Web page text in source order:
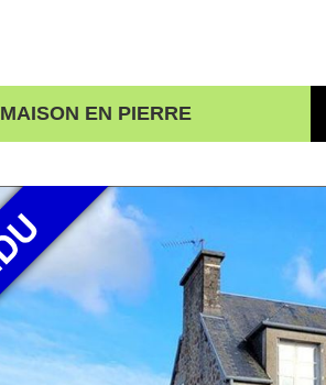
MAISON EN PIERRE